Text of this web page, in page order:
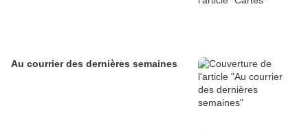
Au courrier des dernières semaines